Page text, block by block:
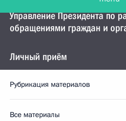
Управление Президента по
обращениями граждан и
Личный приём
Рубрикация материалов
Все материалы